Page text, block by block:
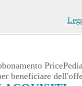
beneficiare